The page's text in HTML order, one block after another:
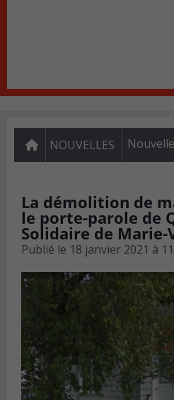
NOUVELLES
La démolition de
le porte-parole de
Solidaire de
Publié le 18 janvier 2021 à